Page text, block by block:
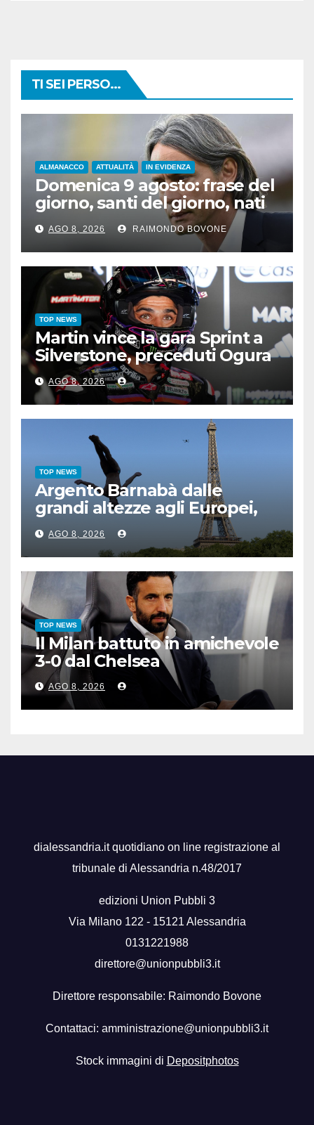
TI SEI PERSO...
ALMANACCO ATTUALITÀ IN EVIDENZA
Domenica 9 agosto: frase del
giorno, santi del giorno, nati
famosi, accadde oggi
AGO 8, 2026 RAIMONDO BOVONE
TOP NEWS
Martin vince la gara Sprint a
Silverstone, preceduti Ogura
e Bezzecchi
AGO 8, 2026
TOP NEWS
Argento Barnabà dalle
grandi altezze agli Europei,
bis azzurro dopo Cosetti
AGO 8, 2026
TOP NEWS
Il Milan battuto in amichevole
3-0 dal Chelsea
AGO 8, 2026
dialessandria.it quotidiano on line registrazione al
tribunale di Alessandria n.48/2017
edizioni Union Pubbli 3
Via Milano 122 - 15121 Alessandria
0131221988
direttore@unionpubbli3.it
Direttore responsabile: Raimondo Bovone
Contattaci: amministrazione@unionpubbli3.it
Stock immagini di Depositphotos